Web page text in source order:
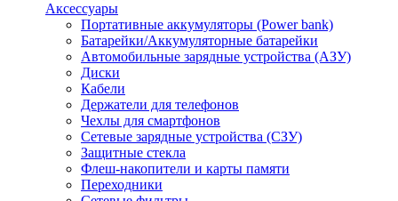
Аксессуары
Портативные аккумуляторы (Power bank)
Батарейки/Аккумуляторные батарейки
Автомобильные зарядные устройства (АЗУ)
Диски
Кабели
Держатели для телефонов
Чехлы для смартфонов
Сетевые зарядные устройства (СЗУ)
Защитные стекла
Флеш-накопители и карты памяти
Переходники